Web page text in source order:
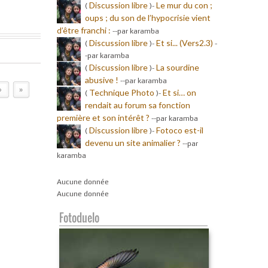
› »
( Discussion libre)- Le mur du con ;
oups ; du son de l’hypocrisie vient
d’être franchi : --par karamba
( Discussion libre)- Et si... (Vers2.3) -
-par karamba
( Discussion libre)- La sourdine
abusive ! --par karamba
( Technique Photo )- Et si… on
rendait au forum sa fonction
première et son intérêt ? --par karamba
( Discussion libre)- Fotoco est-il
devenu un site animalier ? --par
karamba
Aucune donnée
Aucune donnée
Fotoduelo